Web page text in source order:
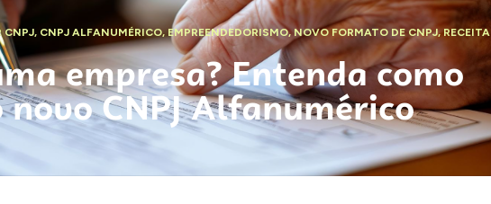
CNPJ, CNPJ ALFANUMÉRICO, EMPREENDEDORISMO,NOVO FORMATO DE CNPJ,RECEITA
empresa? Entenda como
CNPJ Alfanumérico